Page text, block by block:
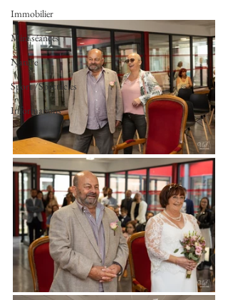
Immobilier
Mini séances
Nature
Sport /Spectacles
Informations